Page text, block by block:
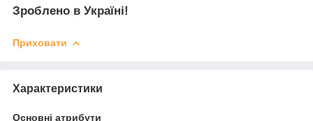
Зроблено в Україні!
Приховати
Характеристики
Основні атрибути